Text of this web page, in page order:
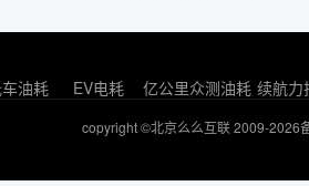
油耗 EV电耗 亿公里众测油耗 续航力
copyright ©北京么么互联 2009-2026